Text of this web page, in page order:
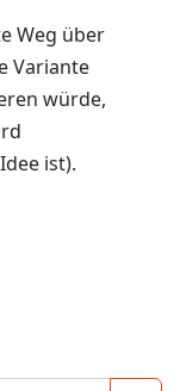
Weg über
Variante
würde,
ist).